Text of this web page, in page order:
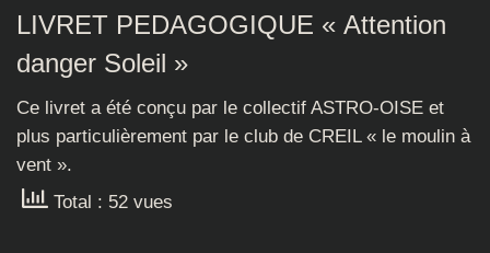
LIVRET PEDAGOGIQUE « Attention
danger Soleil »
Ce livret a été conçu par le collectif ASTRO-OISE et
plus particulièrement par le club de CREIL « le moulin à
vent ».
Total : 52 vues